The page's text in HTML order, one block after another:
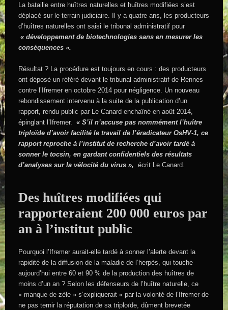
La bataille entre huîtres naturelles et huîtres modifiées s’est
déplacé sur le terrain judiciaire. Il y a quatre ans, les producteurs
d’huîtres naturelles ont saisi le tribunal administratif pour
« développement de biotechnologies sans en mesurer les
conséquences ».
Résultat ? La procédure est toujours en cours : des producteurs
ont déposé un référé devant le tribunal administratif de Rennes
contre l’Ifremer en octobre 2014 pour négligence. Un nouveau
rebondissement intervenu à la suite de la publication d’un
rapport, rendu public par Le Canard enchaîné en août 2014,
épinglant l’Ifremer.
« S’il n’accuse pas nommément l’huître
triploïde d’avoir facilité le travail de l’éradicateur OsHV-1, ce
rapport reproche à l’institut de recherche d’avoir tardé à
sonner le tocsin, en gardant confidentiels des résultats
d’analyses sur la vélocité du virus », écrit Le Canard.
Des huîtres modifiées qui
rapporteraient 200 000 euros par
an à l’institut public
Pourquoi l’Ifremer aurait-elle tardé à sonner l’alerte devant la
rapidité de la diffusion de la maladie de l’herpès, qui touche
aujourd’hui entre 60 et 90 % de la production des huîtres de
moins d’un an ? Selon les défenseurs de l’huître naturelle, ce
« manque de zèle » s’expliquerait « par la volonté de l’Ifremer de
ne pas ternir la réputation de sa triploïde, dûment brevetée